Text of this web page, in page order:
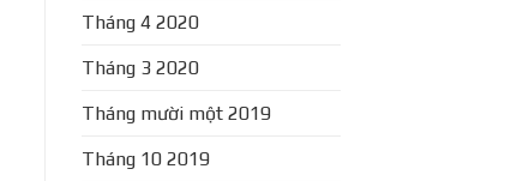
Tháng 4 2020
Tháng 3 2020
Tháng mười một 2019
Tháng 10 2019